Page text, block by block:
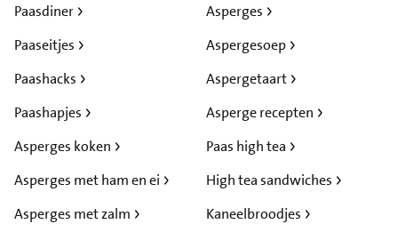
Paasdiner
Paaseitjes
Paashacks
Paashapjes
Asperges
Aspergesoep
Aspergetaart
Asperge recepten
Asperges koken
Asperges met ham en ei
Asperges met zalm
Paas high tea
High tea sandwiches
Kaneelbroodjes